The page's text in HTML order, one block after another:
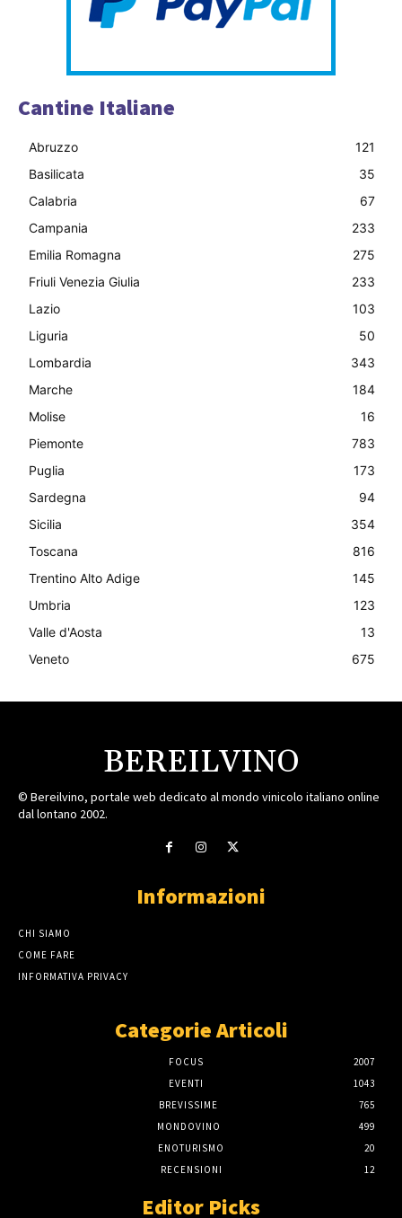
Cantine Italiane
Abruzzo
121
Basilicata
35
Calabria
67
Campania
233
Emilia Romagna
275
Friuli Venezia Giulia
233
Lazio
103
Liguria
50
Lombardia
343
Marche
184
Molise
16
Piemonte
783
Puglia
173
Sardegna
94
Sicilia
354
Toscana
816
Trentino Alto Adige
145
Umbria
123
Valle d'Aosta
13
Veneto
675
BEREILVINO
© Bereilvino, portale web dedicato al mondo vinicolo italiano online
dal lontano 2002.
Informazioni
CHI SIAMO
COME FARE
INFORMATIVA PRIVACY
Categorie Articoli
FOCUS
2007
EVENTI
1043
BREVISSIME
765
MONDOVINO
499
ENOTURISMO
20
RECENSIONI
12
Editor Picks